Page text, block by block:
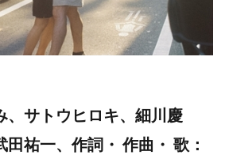
、サトウヒロキ、細川慶
祐一、作詞・ 作曲・ 歌：